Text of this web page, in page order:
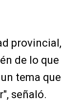
provincial,
de lo que
tema que
señaló.